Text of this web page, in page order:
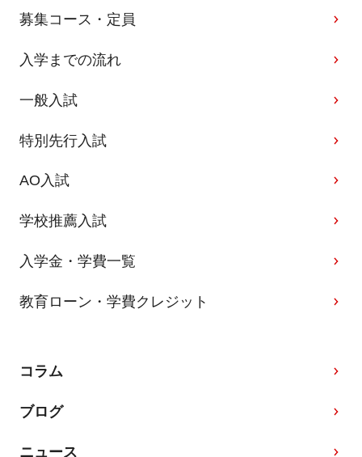
募集コース・定員
入学までの流れ
一般入試
特別先行入試
AO入試
学校推薦入試
入学金・学費一覧
教育ローン・学費クレジット
コラム
ブログ
ニュース